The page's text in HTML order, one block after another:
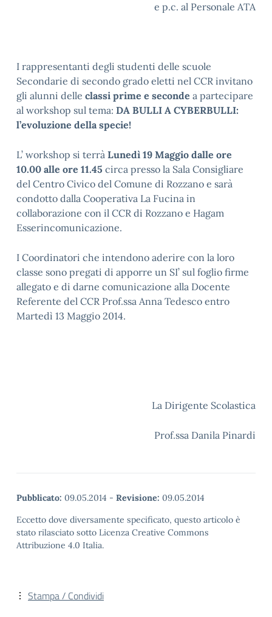
e p.c. al Personale ATA
I rappresentanti degli studenti delle scuole
Secondarie di secondo grado eletti nel CCR invitano
gli alunni delle classi prime e seconde a partecipare
al workshop sul tema: DA BULLI A CYBERBULLI:
l’evoluzione della specie!
L’ workshop si terrà Lunedì 19 Maggio dalle ore
10.00 alle ore 11.45 circa presso la Sala Consigliare
del Centro Civico del Comune di Rozzano e sarà
condotto dalla Cooperativa La Fucina in
collaborazione con il CCR di Rozzano e Hagam
Esserincomunicazione.
I Coordinatori che intendono aderire con la loro
classe sono pregati di apporre un SI’ sul foglio firme
allegato e di darne comunicazione alla Docente
Referente del CCR Prof.ssa Anna Tedesco entro
Martedì 13 Maggio 2014.
La Dirigente Scolastica
Prof.ssa Danila Pinardi
Pubblicato: 09.05.2014 - Revisione: 09.05.2014
Eccetto dove diversamente specificato, questo articolo è
stato rilasciato sotto Licenza Creative Commons
Attribuzione 4.0 Italia.
Stampa / Condividi